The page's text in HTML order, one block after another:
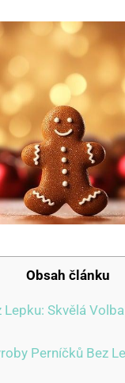
Obsah článku
Lepku: Skvělá
Perníčků Bez